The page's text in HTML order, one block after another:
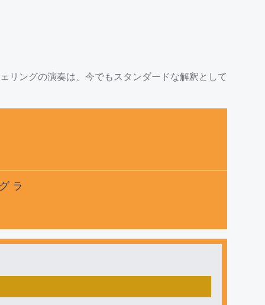
リングの演奏は、今でもスタンダードな解釈として